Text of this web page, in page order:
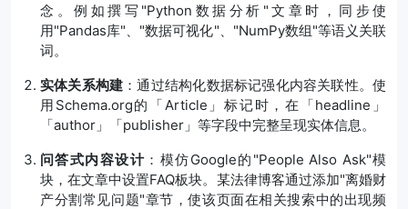
念。例如撰写"Python数据分析"文章时，同步使
用"Pandas库"、"数据可视化"、"NumPy数组"等语义关联
词。
实体关系构建 ：通过结构化数据标记强化内容关联性。使
用Schema.org的「Article」标记时，在「headline」
「author」「publisher」等字段中完整呈现实体信息。
问答式内容设计 ：模仿Google的"People Also Ask"模
块，在文章中设置FAQ板块。某法律博客通过添加"离婚财
产分割常见问题"章节，使该页面在相关搜索中的出现频